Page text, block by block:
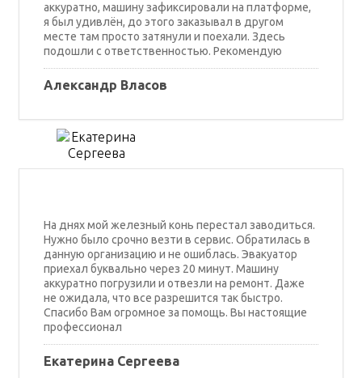
аккуратно, машину зафиксировали на платформе,
я был удивлён, до этого заказывал в другом
месте там просто затянули и поехали. Здесь
подошли с ответственностью. Рекомендую
Александр Власов
На днях мой железный конь перестал заводиться.
Нужно было срочно везти в сервис. Обратилась в
данную организацию и не ошиблась. Эвакуатор
приехал буквально через 20 минут. Машину
аккуратно погрузили и отвезли на ремонт. Даже
не ожидала, что все разрешится так быстро.
Спасибо Вам огромное за помощь. Вы настоящие
профессионал
Екатерина Сергеева